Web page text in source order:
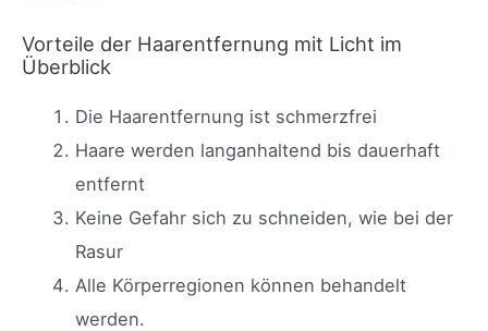
Vorteile der Haarentfernung mit Licht im
Überblick
Die Haarentfernung ist schmerzfrei
Haare werden langanhaltend bis dauerhaft
entfernt
Keine Gefahr sich zu schneiden, wie bei der
Rasur
Alle Körperregionen können behandelt
werden.